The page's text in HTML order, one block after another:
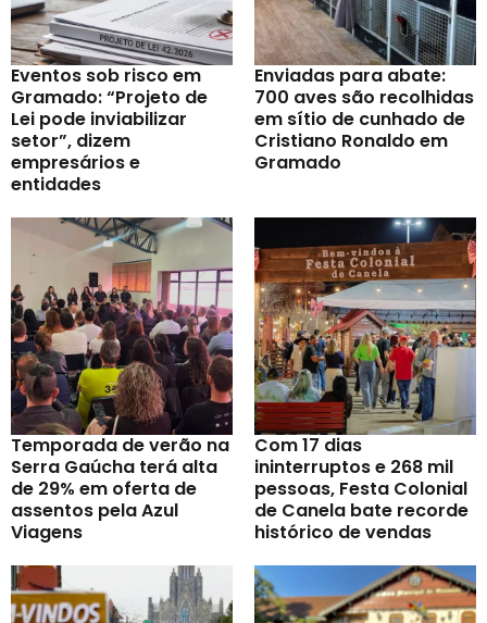
Eventos sob risco em
Gramado: “Projeto de
Lei pode inviabilizar
setor”, dizem
empresários e
entidades
Enviadas para abate:
700 aves são recolhidas
em sítio de cunhado de
Cristiano Ronaldo em
Gramado
Temporada de verão na
Serra Gaúcha terá alta
de 29% em oferta de
assentos pela Azul
Viagens
Com 17 dias
ininterruptos e 268 mil
pessoas, Festa Colonial
de Canela bate recorde
histórico de vendas